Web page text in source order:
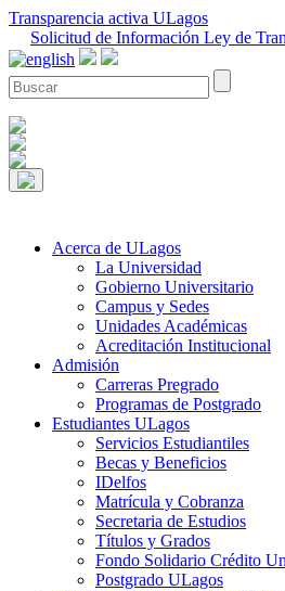
Transparencia activa ULagos
Solicitud de Información Ley de
Acerca de ULagos
La Universidad
Gobierno Universitario
Campus y Sedes
Unidades Académicas
Acreditación Institucional
Admisión
Carreras Pregrado
Programas de Postgrado
Estudiantes ULagos
Servicios Estudiantiles
Becas y Beneficios
IDelfos
Matrícula y Cobranza
Secretaria de Estudios
Títulos y Grados
Fondo Solidario Crédito
Postgrado ULagos